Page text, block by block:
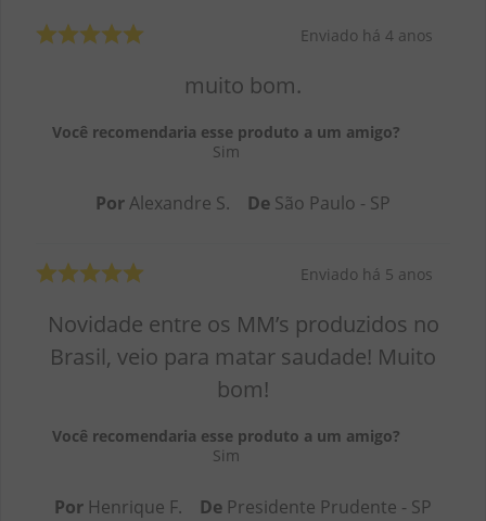
Enviado há 4 anos
muito bom.
Você recomendaria esse produto a um amigo?
Sim
PorAlexandre S. De São Paulo - SP
Enviado há 5 anos
Novidade entre os MM’s produzidos no
Brasil, veio para matar saudade! Muito
bom!
Você recomendaria esse produto a um amigo?
Sim
Por Henrique F. De Presidente Prudente - SP